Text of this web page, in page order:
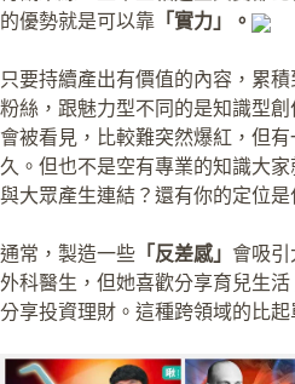
的優勢就是可以靠 「實力」。
只要持續產出有價值的內容，累
粉絲，跟魅力型不同的是知識型
會被看見，比較難突然爆紅，但
久。但也不是空有專業的知識大
與大眾產生連結？還有你的定位是
通常，製造一些 「反差感」 會吸
外科醫生，但她喜歡分享育兒生
分享投資理財。這種跨領域的比起